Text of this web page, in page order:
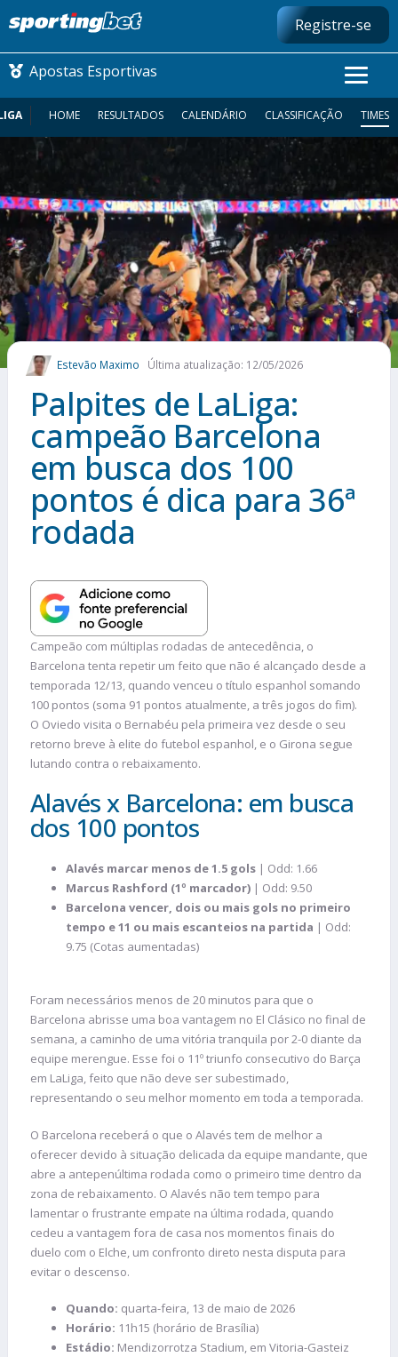
Registre-se
Apostas Esportivas
CONMEBOL LIBERTADORES
FUTEBOL NACIONAL
FUTEBOL INTERNACIONAL
COMO APOSTAR
MAIS ESPORTES
HOME RESULTADOS CALENDÁRIO CLASSIFICAÇÃO TIMES
Estevão Maximo Última atualização: 12/05/2026
Palpites de LaLiga:
campeão Barcelona
em busca dos 100
pontos é dica para 36ª
rodada
Campeão com múltiplas rodadas de antecedência, o
Barcelona tenta repetir um feito que não é alcançado desde a
temporada 12/13, quando venceu o título espanhol somando
100 pontos (soma 91 pontos atualmente, a três jogos do fim).
O Oviedo visita o Bernabéu pela primeira vez desde o seu
retorno breve à elite do futebol espanhol, e o Girona segue
lutando contra o rebaixamento.
Alavés x Barcelona: em busca
dos 100 pontos
Alavés marcar menos de 1.5 gols | Odd: 1.66
Marcus Rashford (1º marcador) | Odd: 9.50
Barcelona vencer, dois ou mais gols no primeiro
tempo e 11 ou mais escanteios na partida | Odd:
9.75 (Cotas aumentadas)
Foram necessários menos de 20 minutos para que o
Barcelona abrisse uma boa vantagem no El Clásico no final de
semana, a caminho de uma vitória tranquila por 2-0 diante da
equipe merengue. Esse foi o 11º triunfo consecutivo do Barça
em LaLiga, feito que não deve ser subestimado,
representando o seu melhor momento em toda a temporada.
O Barcelona receberá o que o Alavés tem de melhor a
oferecer devido à situação delicada da equipe mandante, que
abre a antepenúltima rodada como o primeiro time dentro da
zona de rebaixamento. O Alavés não tem tempo para
lamentar o frustrante empate na última rodada, quando
cedeu a vantagem fora de casa nos momentos finais do
duelo com o Elche, um confronto direto nesta disputa para
evitar o descenso.
Quando: quarta-feira, 13 de maio de 2026
Horário: 11h15 (horário de Brasília)
Estádio: Mendizorrotza Stadium, em Vitoria-Gasteiz